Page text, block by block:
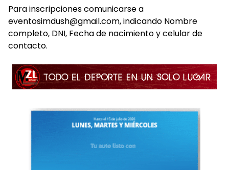
Para inscripciones comunicarse a
eventosimdush@gmail.com, indicando Nombre
completo, DNI, Fecha de nacimiento y celular de
contacto.